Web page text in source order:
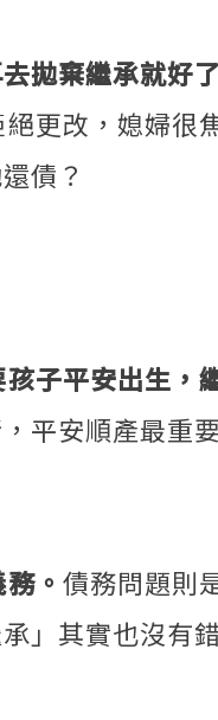
拋棄繼承就好了
更改，媳婦很
債？
孩子平安出生，
平安順產最重要
。 債務問題則
」其實也沒有